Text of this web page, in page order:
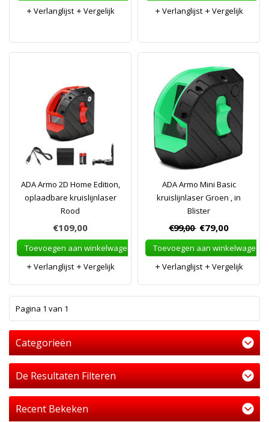
Verlanglijst
Vergelijk
Verlanglijst
Vergelijk
ADA Armo 2D Home Edition,
oplaadbare kruislijnlaser
Rood
€109,00
Toevoegen aan winkelwagen
Verlanglijst
Vergelijk
ADA Armo Mini Basic
kruislijnlaser Groen , in
Blister
€99,00 €79,00
Toevoegen aan winkelwagen
Verlanglijst
Vergelijk
Pagina 1 van 1
Categorieën
De Resultaten Filteren
Recent Bekeken